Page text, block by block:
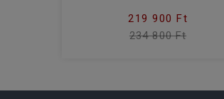
219 900 Ft
234 800 Ft